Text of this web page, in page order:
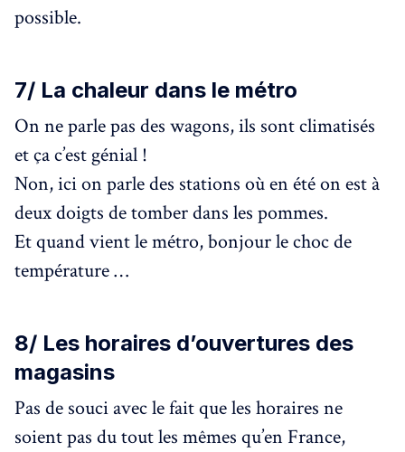
possible.
7/ La chaleur dans le métro
On ne parle pas des wagons, ils sont climatisés
et ça c’est génial !
Non, ici on parle des stations où en été on est à
deux doigts de tomber dans les pommes.
Et quand vient le métro, bonjour le choc de
température …
8/ Les horaires d’ouvertures des
magasins
Pas de souci avec le fait que les horaires ne
soient pas du tout les mêmes qu’en France,